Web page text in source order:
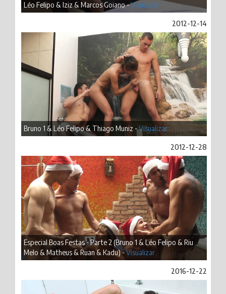
Léo Felipo & Iziz & Marcos Goiano -Visualizar
2012-12-14
Bruno 1 & Léo Felipo & Thiago Muniz -Visualizar
2012-12-28
Especial Boas Festas - Parte 2 (Bruno 1 & Léo Felipo & Riu
Melo & Matheus & Ruan & Kadu) -Visualizar
2016-12-22